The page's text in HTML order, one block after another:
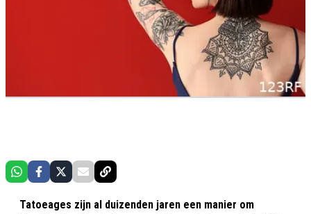
Tatoeages zijn al duizenden jaren een manier om